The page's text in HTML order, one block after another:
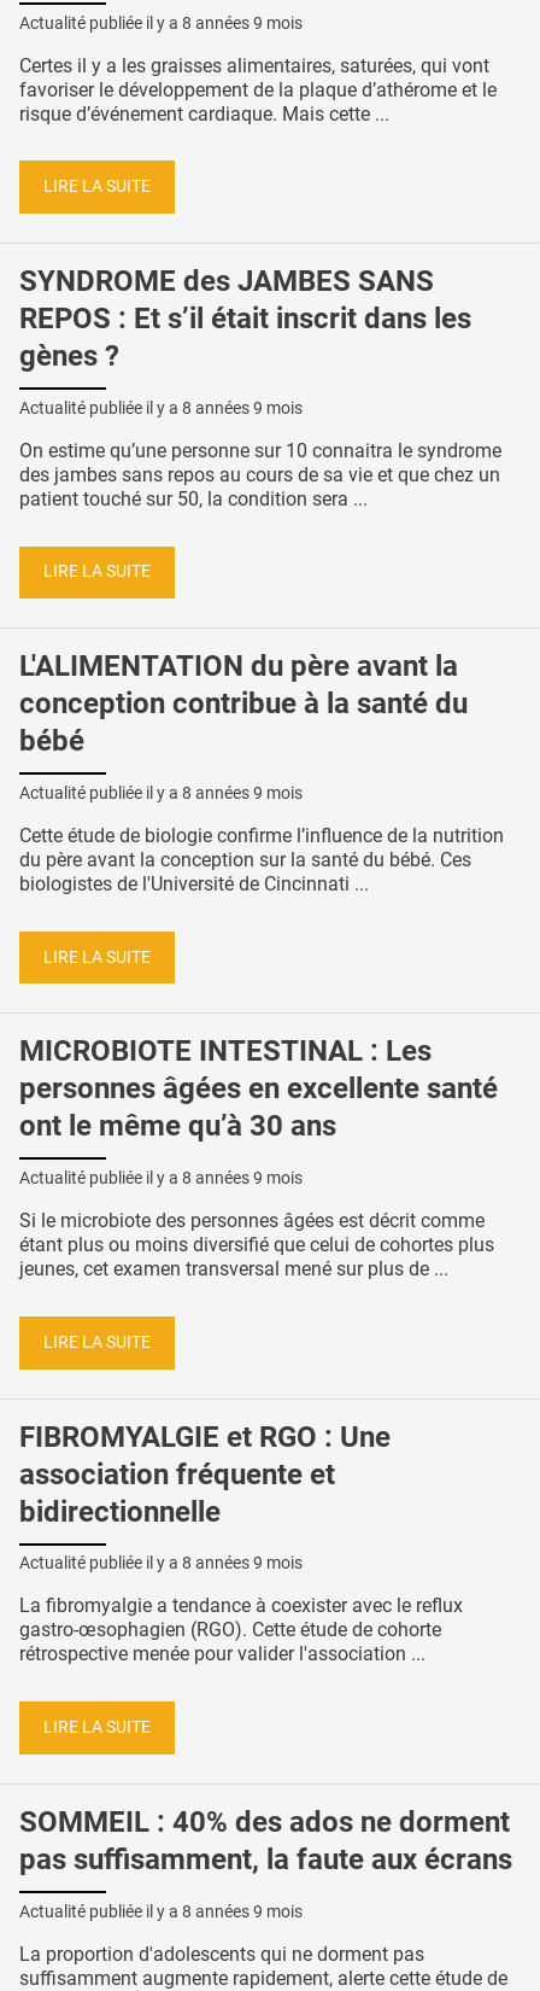
Actualité publiée il y a 8 années 9 mois
Certes il y a les graisses alimentaires, saturées, qui vont
favoriser le développement de la plaque d’athérome et le
risque d’événement cardiaque. Mais cette ...
LIRE LA SUITE
SYNDROME des JAMBES SANS
REPOS : Et s’il était inscrit dans les
gènes ?
Actualité publiée il y a 8 années 9 mois
On estime qu’une personne sur 10 connaitra le syndrome
des jambes sans repos au cours de sa vie et que chez un
patient touché sur 50, la condition sera ...
LIRE LA SUITE
L'ALIMENTATION du père avant la
conception contribue à la santé du
bébé
Actualité publiée il y a 8 années 9 mois
Cette étude de biologie confirme l’influence de la nutrition
du père avant la conception sur la santé du bébé. Ces
biologistes de l'Université de Cincinnati ...
LIRE LA SUITE
MICROBIOTE INTESTINAL : Les
personnes âgées en excellente santé
ont le même qu’à 30 ans
Actualité publiée il y a 8 années 9 mois
Si le microbiote des personnes âgées est décrit comme
étant plus ou moins diversifié que celui de cohortes plus
jeunes, cet examen transversal mené sur plus de ...
LIRE LA SUITE
FIBROMYALGIE et RGO : Une
association fréquente et
bidirectionnelle
Actualité publiée il y a 8 années 9 mois
La fibromyalgie a tendance à coexister avec le reflux
gastro-œsophagien (RGO). Cette étude de cohorte
rétrospective menée pour valider l'association ...
LIRE LA SUITE
SOMMEIL : 40% des ados ne dorment
pas suffisamment, la faute aux écrans
Actualité publiée il y a 8 années 9 mois
La proportion d'adolescents qui ne dorment pas
suffisamment augmente rapidement, alerte cette étude de